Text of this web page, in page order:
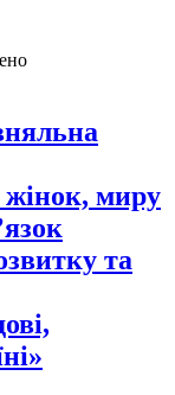
жінок, миру
та